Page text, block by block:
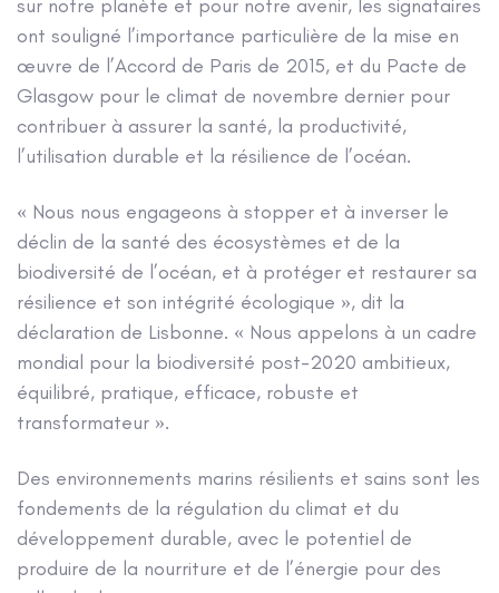
sur notre planète et pour notre avenir, les signataires
ont souligné l’importance particulière de la mise en
œuvre de l’Accord de Paris de 2015, et du Pacte de
Glasgow pour le climat de novembre dernier pour
contribuer à assurer la santé, la productivité,
l’utilisation durable et la résilience de l’océan.
« Nous nous engageons à stopper et à inverser le
déclin de la santé des écosystèmes et de la
biodiversité de l’océan, et à protéger et restaurer sa
résilience et son intégrité écologique », dit la
déclaration de Lisbonne. « Nous appelons à un cadre
mondial pour la biodiversité post-2020 ambitieux,
équilibré, pratique, efficace, robuste et
transformateur ».
Des environnements marins résilients et sains sont les
fondements de la régulation du climat et du
développement durable, avec le potentiel de
produire de la nourriture et de l’énergie pour des